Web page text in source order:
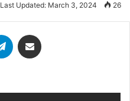
Last Updated: March 3, 2024 26